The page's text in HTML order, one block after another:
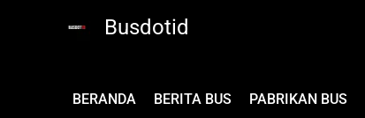
Busdotid
BERANDA BERITA BUS PABRIKAN BUS